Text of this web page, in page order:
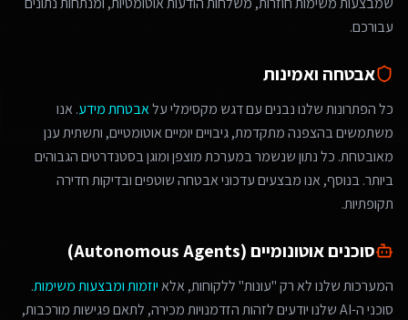
עבורכם.
אבטחה ואמינות
כל הפתרונות שלנו נבנים עם דגש מקסימלי עלאבטחת מידע. אנו
משתמשים בהצפנה מתקדמת, גיבויים יומיים אוטומטיים, ותשתית ענן
מאובטחת. כל נתון שנשמר במערכת מוצפן ומוגן בסטנדרטים הגבוהים
ביותר. בנוסף, אנו מבצעים עדכוני אבטחה שוטפים ובדיקות חדירה
תקופתיות.
סוכנים אוטונומיים (Autonomous Agents)
המערכות שלנו לא רק "עונות" ללקוחות, אלאיוזמות ומבצעות משימות.
סוכני ה-AI שלנו יודעים לזהות הזדמנויות מכירה, לתאם פגישות מורכבות,